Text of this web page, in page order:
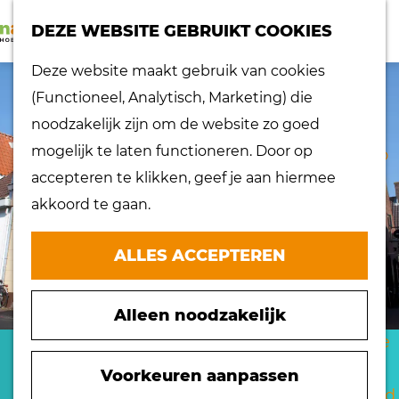
DEZE WEBSITE GEBRUIKT COOKIES
Deze website maakt gebruik van cookies
(Functioneel, Analytisch, Marketing) die
noodzakelijk zijn om de website zo goed
mogelijk te laten functioneren. Door op
accepteren te klikken, geef je aan hiermee
akkoord te gaan.
ALLES ACCEPTEREN
Alleen noodzakelijk
Voorkeuren aanpassen
a
a
r
d
e
h
o
m
K
a
r
t
Z
e
k
e
n
M
e
n
u
dorpen
Musea
Nationaal
landschap
Ontdek de regio
Recepten
eiland
Waterrijk eiland
Windmolens
Zakelijk bezoek
Zuiderwaterlinie
10 x typisch
Hoeksche Waard
CAFÉ HET HART